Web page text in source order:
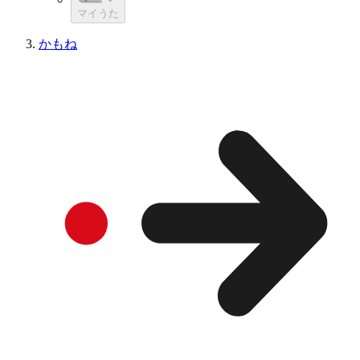
マイうた
かもね